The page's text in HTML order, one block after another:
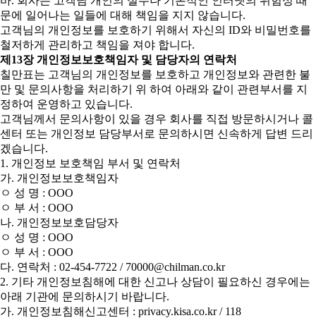
문에 일어나는 일들에 대해 책임을 지지 않습니다.
고객님의 개인정보를 보호하기 위해서 자신의 ID와 비밀번호를
철저하게 관리하고 책임을 져야 합니다.
제13장 개인정보보호책임자 및 담당자의 연락처
칠만표는 고객님의 개인정보를 보호하고 개인정보와 관련한 불
만 및 문의사항을 처리하기 위 하여 아래와 같이 관련부서를 지
정하여 운영하고 있습니다.
고객님께서 문의사항이 있을 경우 회사를 직접 방문하시거나 콜
센터 또는 개인정보 담당부서로 문의하시면 신속하게 답변 드리
겠습니다.
1. 개인정보 보호책임 부서 및 연락처
가. 개인정보보호책임자
ㅇ 성 명 : OOO
ㅇ 부 서 : OOO
나. 개인정보보호담당자
ㅇ 성 명 : OOO
ㅇ 부 서 : OOO
다. 연락처 : 02-454-7722 / 70000@chilman.co.kr
2. 기타 개인정보침해에 대한 신고나 상담이 필요하신 경우에는
아래 기관에 문의하시기 바랍니다.
가. 개인정보침해신고센터 : privacy.kisa.co.kr / 118